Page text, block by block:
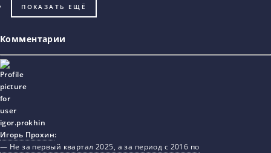
ПОКАЗАТЬ ЕЩЁ
Комментарии
Игорь Прохин:
— Не за первый квартал 2025, а за период с 2016 по